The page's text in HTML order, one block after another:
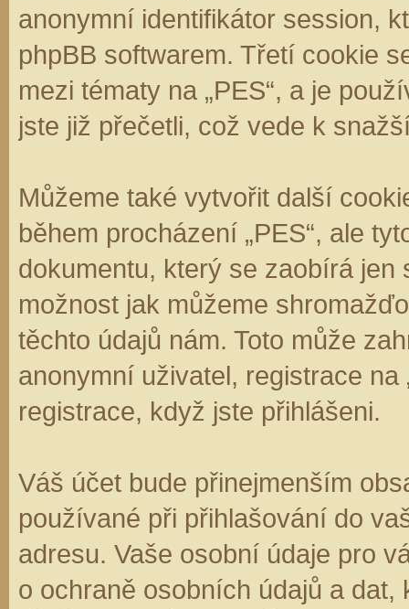
anonymní identifikátor session,
phpBB softwarem. Třetí cookie
mezi tématy na „PES“, a je
jste již přečetli, což vede k
Můžeme také vytvořit další
během procházení „PES“, ale
dokumentu, který se zaobírá jen
možnost jak můžeme
těchto údajů nám. Toto může
anonymní uživatel, registrace
registrace, když jste přihlášeni.
Váš účet bude přinejmenším
používané při přihlašování do
adresu. Vaše osobní údaje pro
o ochraně osobních údajů a